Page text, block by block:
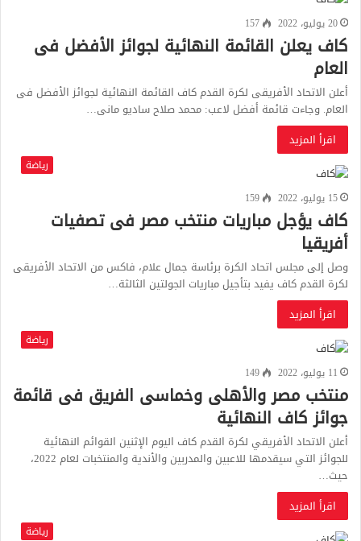
20 يوليو، 2022
157
كاف يعلن القائمة النهائية لجوائز الأفضل فى
العام
أعلن الاتحاد الأفريقى لكرة القدم كاف القائمة النهائية لجوائز الأفضل فى
العام. وجاءت قائمة أفضل لاعب: ‏محمد صلاح ساديو مانى…
اقرأ المزيد
رياضة
15 يوليو، 2022
159
كاف يؤجل مباريات منتخب مصر فى تصفيات
أفريقيا
وصل إلى مجلس اتحاد الكرة برئاسة جمال علام، فاكس من الاتحاد الأفريقى
لكرة القدم كاف يفيد بتأجيل مباريات الجولتين الثالثة…
اقرأ المزيد
رياضة
11 يوليو، 2022
149
منتخب مصر والأهلى وخماسى الفريق فى قائمة
جوائز كاف النهائية
أعلن الاتحاد الأفريقي لكرة القدم كاف اليوم الإثنين القوائم النهائية
للجوائز التي سيقدمها للاعبين والمدربين والأندية والمنتخبات لعام 2022،
حيث…
اقرأ المزيد
رياضة